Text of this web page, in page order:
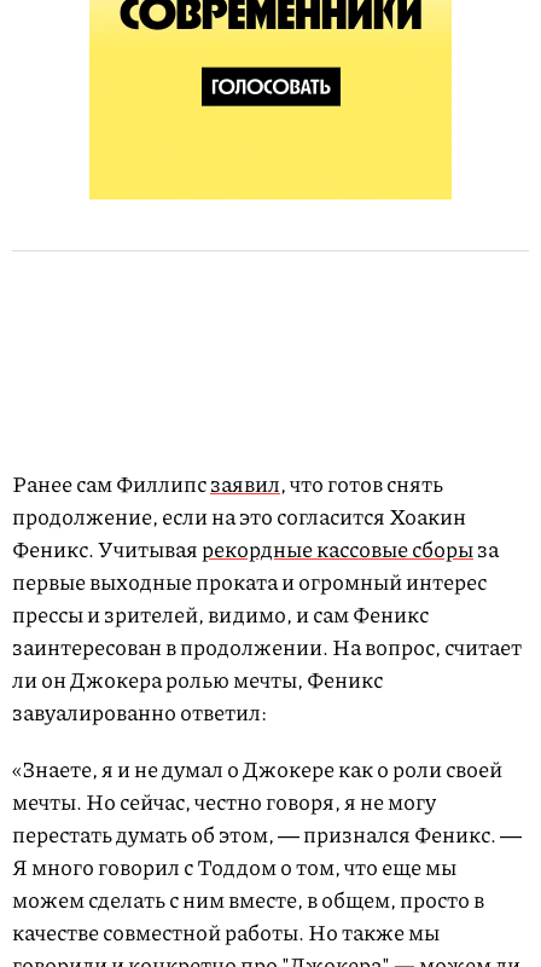
Ранее сам Филлипсзаявил, что готов снять
продолжение, если на это согласится Хоакин
Феникс. Учитываярекордные кассовые сборыза
первые выходные проката и огромный интерес
прессы и зрителей, видимо, и сам Феникс
заинтересован в продолжении. На вопрос, считает
ли он Джокера ролью мечты, Феникс
завуалированно ответил:
«Знаете, я и не думал о Джокере как о роли своей
мечты. Но сейчас, честно говоря, я не могу
перестать думать об этом, ― признался Феникс. ―
Я много говорил с Тоддом о том, что еще мы
можем сделать с ним вместе, в общем, просто в
качестве совместной работы. Но также мы